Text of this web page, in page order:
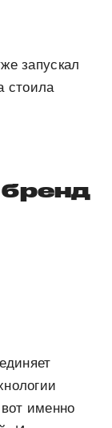
запускал
стоила
именно